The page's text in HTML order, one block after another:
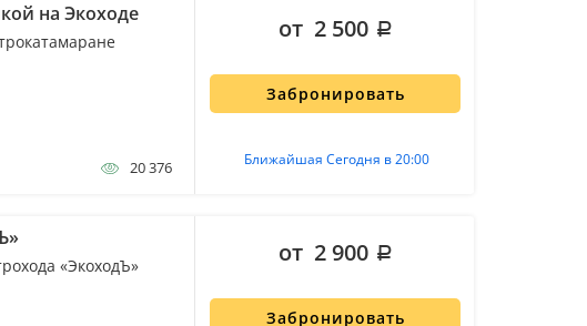
на Экоходе
20 376
Забронировать
Ближайшая Сегодня в 20:00
от 2 500
«ЭкоходЪ»
Забронировать
от 2 900